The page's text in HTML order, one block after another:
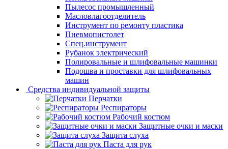
Пылесос промышленный
Масловлагоотделитель
Инструмент по ремонту пластика
Пневмопистолет
Спец.инструмент
Рубанок электрический
Полировальные и шлифовальные машинки
Подошва и проставки для шлифовальных
машин
Средства индивидуальной защиты
Перчатки
Респираторы
Рабочий костюм
Защитные очки и маски
Защита слуха
Паста для рук